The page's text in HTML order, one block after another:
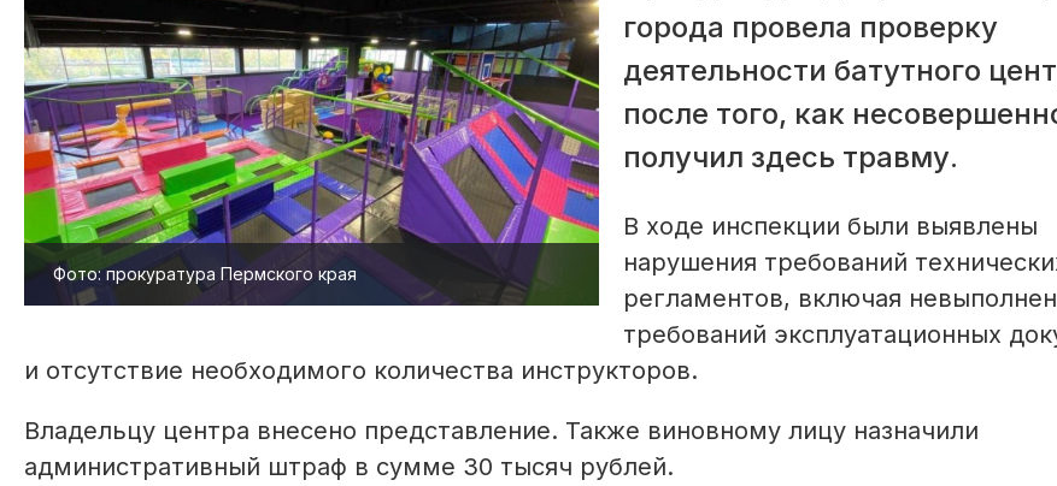
Фото: прокуратура Пермского края
города провела проверку
деятельности батутного
после того, как
получил здесь травму.
В ходе инспекции были выявлены
нарушения требований
регламентов, включая
требований эксплуатационных
и отсутствие необходимого количества инструкторов.
Владельцу центра внесено представление. Также виновному лицу назначили
административный штраф в сумме 30 тысяч рублей.